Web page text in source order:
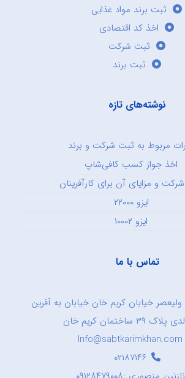
ثبت برند مواد غذایی
اخذ کد اقتصادی
ثبت شرکت
ثبت برند
نوشته‌های تازه
مربوط به ثبت شرکت و برند
اخذ جواز کسب کافی‌شاپ
و مزایای آن برای کارآفرینان
ایزو ۲۲۰۰۰
ایزو ۱۰۰۰۲
تماس با ما
ولیعصر خیابان کریم خان خیابان به آفرین
ساختمان کریم خان
Info@sabtkarimkhan.com
۰۲۱۸۷۱۴۶